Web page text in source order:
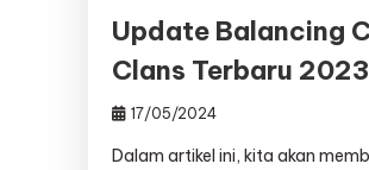
Update Balancing
Clans Terbaru 2023
17/05/2024
Dalam artikel ini, kita akan